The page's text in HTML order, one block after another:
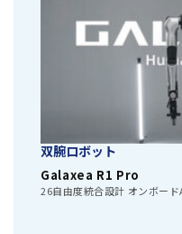
双腕ロボット
Galaxea R1 Pro
26自由度統合設計 オンボー